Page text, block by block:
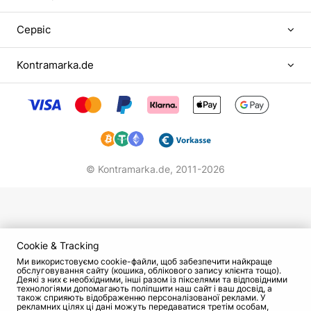
Ольга легко вписалася в групу і почала
будувати стосунки з веселим і харизматичним
Романом Третьяковим. Пізніше їхній тандем
визнали однією з найяскравіших пар цього
сезону.
У 2006 році Роман повідомив, що залишає
проект. Він розраховував, що дівчина піде
слідом за ним, але Ольга Бузова вирішила поки
залишитися. Пара розпалася, стосункам
прийшов кінець. Деякий час Ольга була одна,
потім стала розглядати різні варіанти, але
проект. Продюсери, не бажаючи розлучатися з
нею, запропонували дівчині стати однією з
ведучих, а трохи пізніше - шеф-редакторкою
журналу, що висвітлює шоу.
У різних амплуа
Сервіс
Kontramarka.de
© Kontramarka.de, 2011-2026
Cookie & Tracking
Ми використовуємо cookie-файли, щоб забезпечити найкраще
обслуговування сайту (кошика, облікового запису клієнта тощо).
Деякі з них є необхідними, інші разом із пікселями та відповідними
технологіями допомагають поліпшити наш сайт і ваш досвід, а
також сприяють відображенню персоналізованої реклами. У
рекламних цілях ці дані можуть передаватися третім особам,